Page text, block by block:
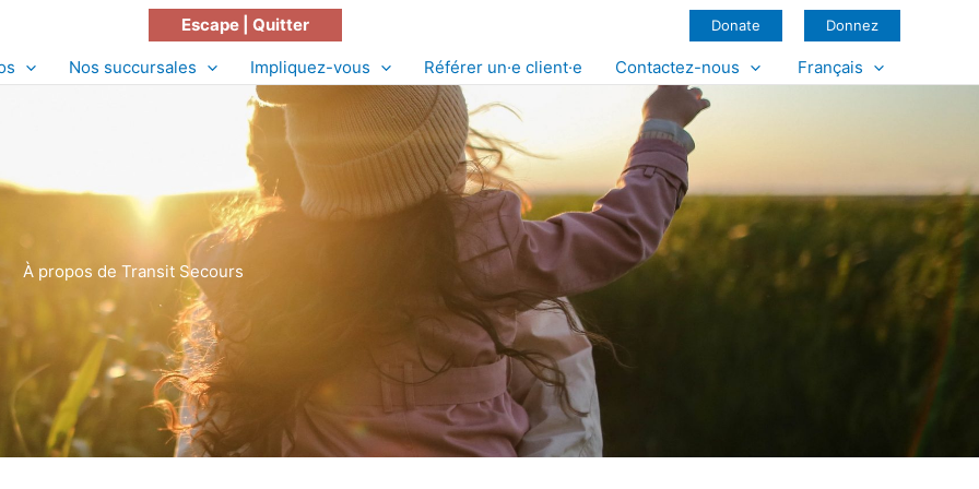
Escape | Quitter Donate Donnez
Nos succursales Impliquez-vous Référer un·e client·e Contactez-nous Français
À propos de Transit Secours